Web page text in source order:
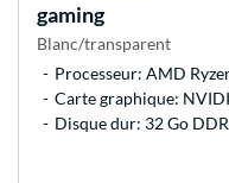
gaming
Blanc/transparent
Processeur: AMD
Carte graphique:
Disque dur: 32 Go